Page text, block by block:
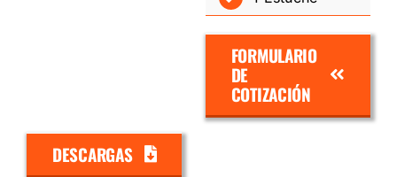
FORMULARIO
DE
COTIZACIÓN
DESCARGAS